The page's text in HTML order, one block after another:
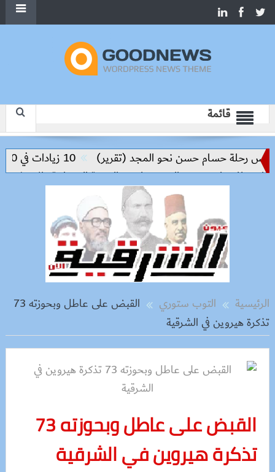
قائمة
رحلة حسام حسن نحو المجد (تقرير)
10 زيادات في 10 سنوات.. هل حان الوقت لرفع دعم البنزين نهائيا؟
للمنيا ويوسف الصديق لدعم التنمية العمرانية والاستثمار
الرئيسية التوب ستوري
القبض على عاطل وبحوزته 73
تذكرة هيروين في الشرقية
القبض على عاطل وبحوزته 73
تذكرة هيروين في الشرقية